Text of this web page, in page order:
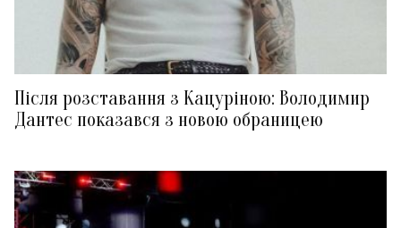
Після розставання з Кацуріною: Володимир
Дантес показався з новою обраницею